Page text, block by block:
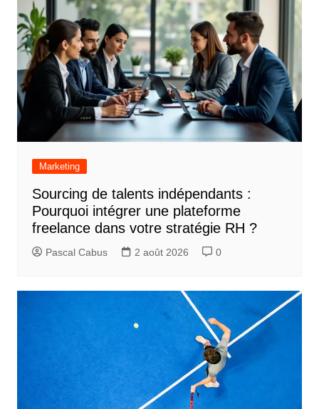
Marketing
Sourcing de talents indépendants :
Pourquoi intégrer une plateforme
freelance dans votre stratégie RH ?
Pascal Cabus 2 août 2026 0